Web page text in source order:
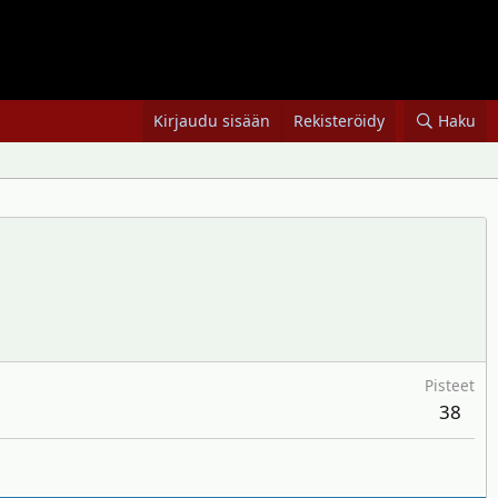
Kirjaudu sisään Rekisteröidy Haku
Pisteet
38